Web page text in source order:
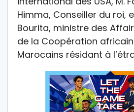
Himma, Conseiller du roi,
Bourita, ministre des
de la Coopération
Marocains résidant à